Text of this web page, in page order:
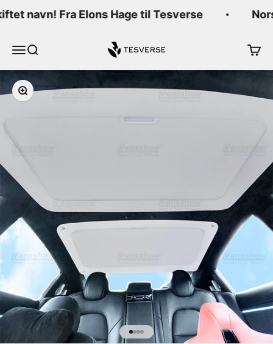
navn! Fra Elons Hage til Tesverse
Meny
Søk Tesverse
Forstørr
Gå til element 1
Gå til element 2
Gå til element 3
Gå til element 4